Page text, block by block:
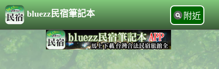
bluezz民宿筆記本 附近